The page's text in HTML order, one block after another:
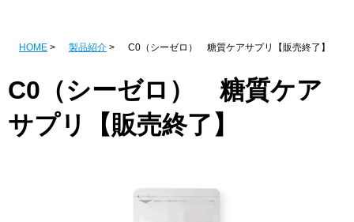
HOME 製品紹介 C0（シーゼロ） 糖質ケアサプリ【販売終了】
C0（シーゼロ） 糖質ケア
サプリ【販売終了】